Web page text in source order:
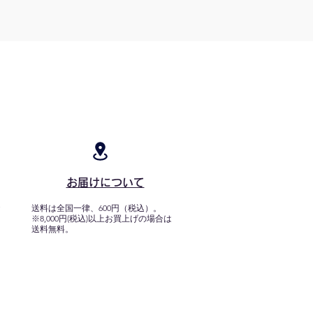
お届けについて
送料は全国一律、600円（税込）。
※8,000円(税込)以上お買上げの場合は
送料無料。